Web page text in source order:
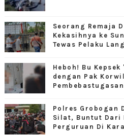
Seorang Remaja
Kekasihnya ke
Tewas Pelaku
Heboh! Bu
dengan Pak
Pembebastugasan
Polres Grobogan
Silat, Buntut Dari
Perguruan Di